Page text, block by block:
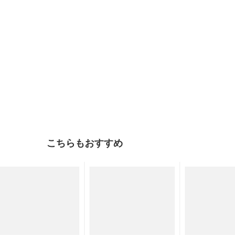
こちらもおすすめ